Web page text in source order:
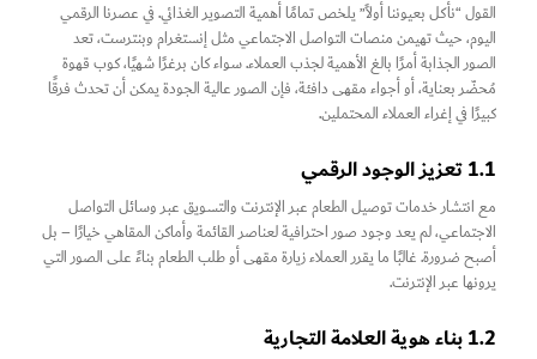
القول “نأكل بعيوننا أولاً” يلخص تمامًا أهمية التصوير الغذائي. في عصرنا الرقمي
اليوم، حيث تهيمن منصات التواصل الاجتماعي مثل إنستغرام وبنترست، تعد
الصور الجذابة أمرًا بالغ الأهمية لجذب العملاء. سواء كان برغرًا شهيًا، كوب قهوة
مُحضّر بعناية، أو أجواء مقهى دافئة، فإن الصور عالية الجودة يمكن أن تحدث فرقًا
كبيرًا في إغراء العملاء المحتملين.
1.1 تعزيز الوجود الرقمي
مع انتشار خدمات توصيل الطعام عبر الإنترنت والتسويق عبر وسائل التواصل
الاجتماعي، لم يعد وجود صور احترافية لعناصر القائمة وأماكن المقاهي خيارًا – بل
أصبح ضرورة. غالبًا ما يقرر العملاء زيارة مقهى أو طلب الطعام بناءً على الصور التي
يرونها عبر الإنترنت.
1.2 بناء هوية العلامة التجارية